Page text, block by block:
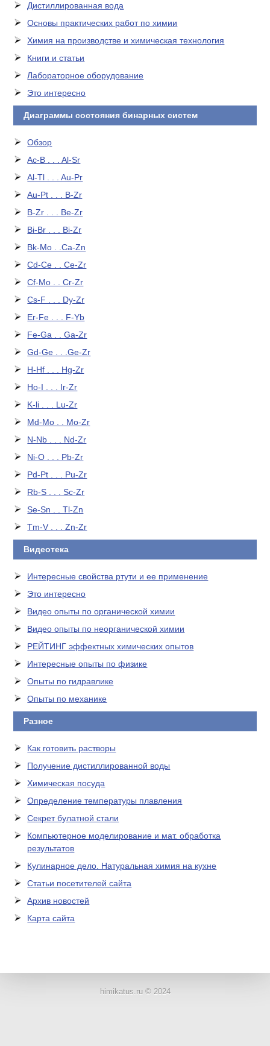
Дистиллированная вода
Основы практических работ по химии
Химия на производстве и химическая технология
Книги и статьи
Лабораторное оборудование
Это интересно
Диаграммы состояния бинарных систем
Обзор
Ac-B . . . Al-Sr
Al-Tl . . . Au-Pr
Au-Pt . . . B-Zr
B-Zr . . . Be-Zr
Bi-Br . . . Bi-Zr
Bk-Mo . .Ca-Zn
Cd-Ce . . Ce-Zr
Cf-Mo . . Cr-Zr
Cs-F . . . Dy-Zr
Er-Fe . . . F-Yb
Fe-Ga . . Ga-Zr
Gd-Ge . . .Ge-Zr
H-Hf . . . Hg-Zr
Ho-I . . . Ir-Zr
K-li . . . Lu-Zr
Md-Mo . . Mo-Zr
N-Nb . . . Nd-Zr
Ni-O . . . Pb-Zr
Pd-Pt . . . Pu-Zr
Rb-S . . . Sc-Zr
Se-Sn . . Tl-Zn
Tm-V . . . Zn-Zr
Видеотека
Интересные свойства ртути и ее применение
Это интересно
Видео опыты по органической химии
Видео опыты по неорганической химии
РЕЙТИНГ эффектных химических опытов
Интересные опыты по физике
Опыты по гидравлике
Опыты по механике
Разное
Как готовить растворы
Получение дистиллированной воды
Химическая посуда
Определение температуры плавления
Секрет булатной стали
Компьютерное моделирование и мат. обработка
результатов
Кулинарное дело. Натуральная химия на кухне
Статьи посетителей сайта
Архив новостей
Карта сайта
himikatus.ru © 2024